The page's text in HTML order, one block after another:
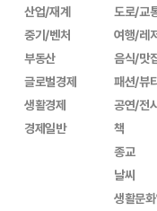
산업/재계
중기/벤처
부동산
글로벌경제
생활경제
경제일반
도로/교
여행/레
음식/맛
패션/뷰
공연/전
책
종교
날씨
생활문